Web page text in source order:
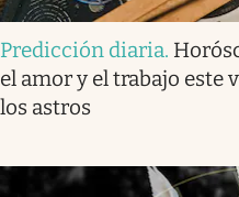
Predicción diaria.
el amor y el trabajo este
los astros